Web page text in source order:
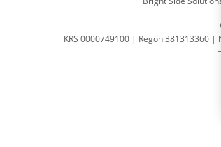
KRS 0000749100 | Regon 381313360 |